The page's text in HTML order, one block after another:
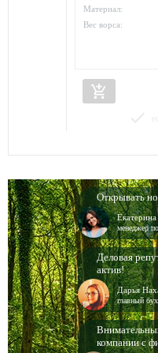
Материал:
Вес ворса:
add_shopping_cart
Открывать
менеджер
Деловая
актив!
Дарья
главный
компании с